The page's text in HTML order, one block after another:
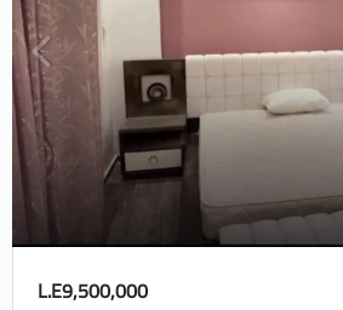
L.E9,500,000